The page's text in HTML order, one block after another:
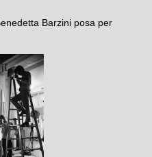
Barzini posa per